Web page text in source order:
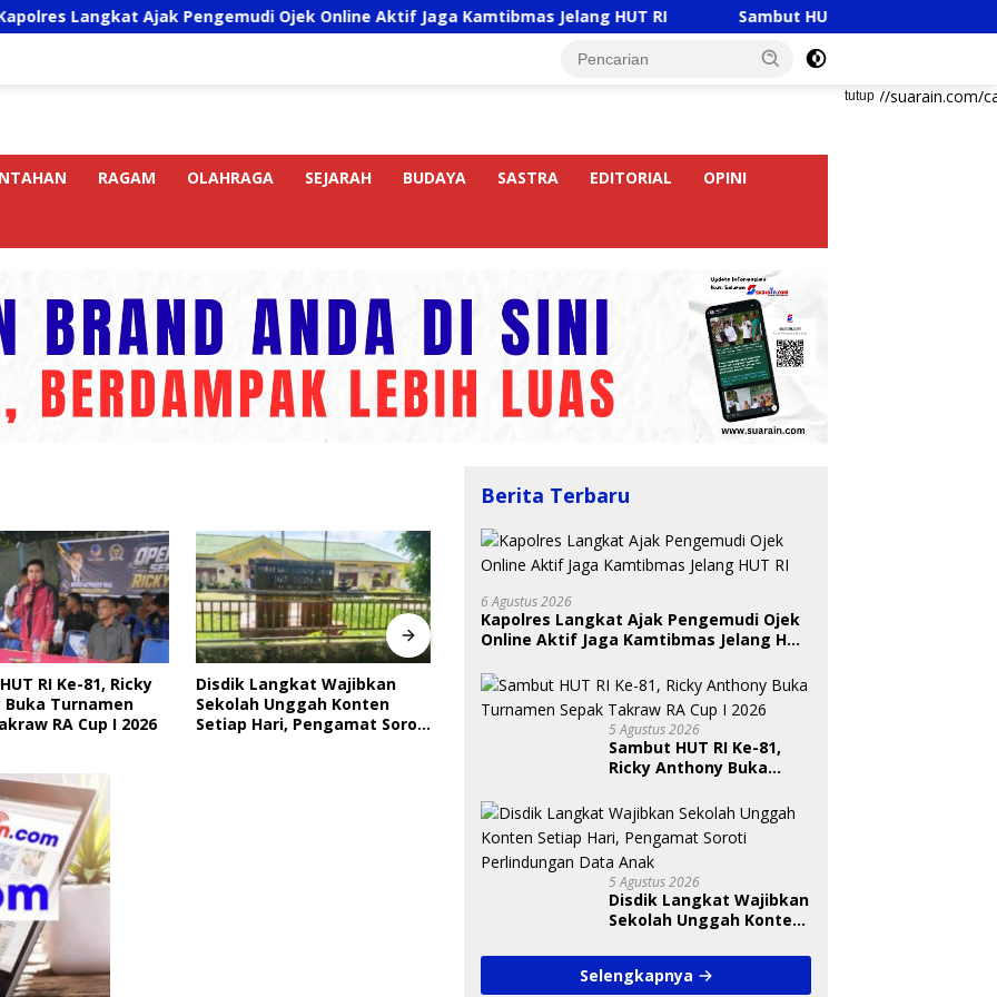
Ajak Pengemudi Ojek Online Aktif Jaga Kamtibmas Jelang HUT RI Sambut HUT RI Ke-81, Ricky Anthony Buka
tutup
https://suarain.com/
RAGAM OLAHRAGA SEJARAH BUDAYA SASTRA EDITORIAL OPINI
Wajibkan
Konten
Pengamat Soroti
Perkebunan Sawit Kepung
Kawasan Konservasi SM
KGLTL, Aktivis Desak
Indri Nugraheni: Festival
Sayang Anak Harus Jadi
Gerakan Berkelanjutan
Perlindungan Anak
BKSDA Segera Evaluasi
Perkebunan Sawit di
Langkat
Berita Terbaru
6 Agustus 2026
Kapolres Langkat Ajak Pengemudi Ojek
Online Aktif Jaga Kamtibmas Jelang HUT
5 Agustus 2026
Sambut HUT RI Ke-81,
Ricky Anthony Buka
Takraw RA Cup I 2026
5 Agustus 2026
Disdik Langkat Wajibkan
Sekolah Unggah Konten
Soroti Perlindungan
Data Anak
Selengkapnya